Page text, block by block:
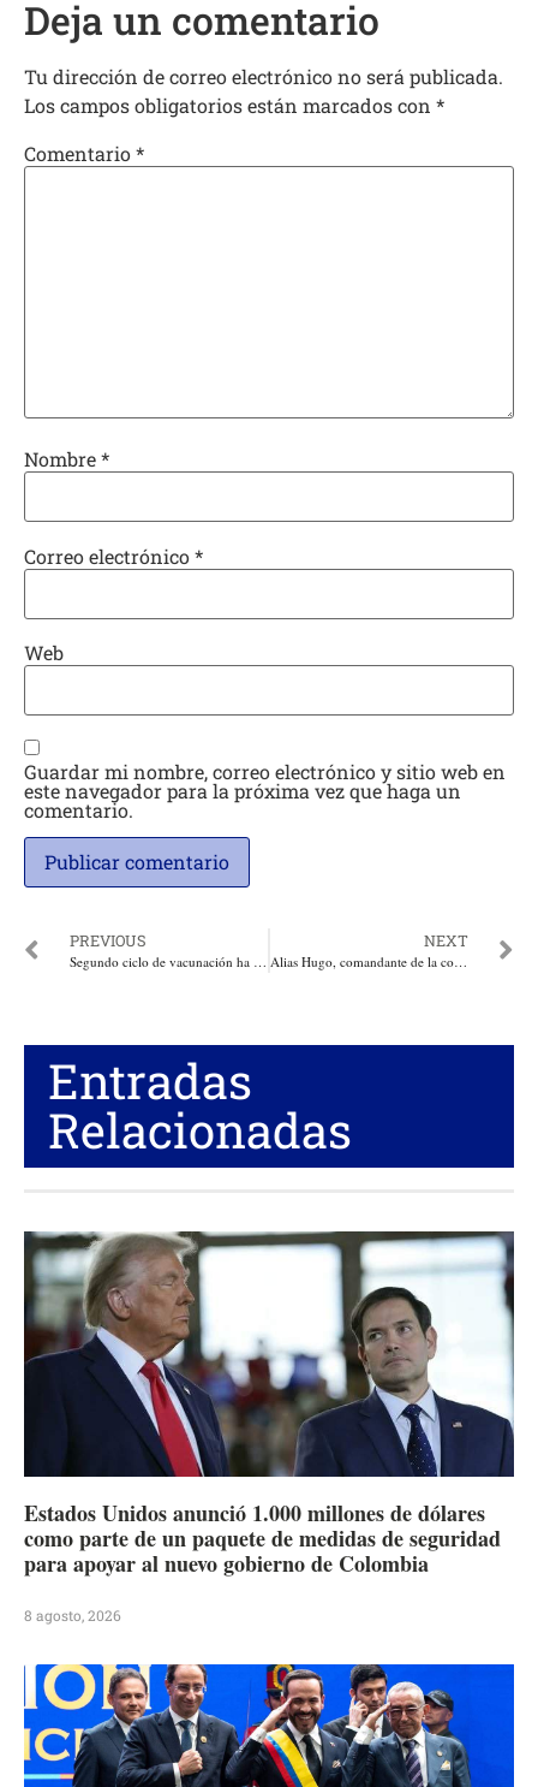
Deja un comentario
Tu dirección de correo electrónico no será publicada.
Los campos obligatorios están marcados con *
Comentario*
Nombre*
Correo electrónico*
Web
Guardar mi nombre, correo electrónico y sitio web en
este navegador para la próxima vez que haga un
comentario.
PREVIOUS
Segundo ciclo de vacunación ha inmunizado 2,3 millones de animales contra fiebre aftosa en el país
NEXT
Alias Hugo, comandante de la columna Adán izquierdo de las Farc, habría sido dado de baja
Entradas
Relacionadas
Estados Unidos anunció 1.000 millones de dólares
como parte de un paquete de medidas de seguridad
para apoyar al nuevo gobierno de Colombia
8 agosto, 2026